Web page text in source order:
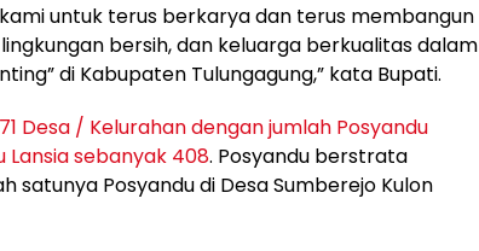
untuk terus berkarya dan terus membangun
bersih, dan keluarga berkualitas dalam
di Kabupaten Tulungagung,” kata Bupati.
Desa / Kelurahan dengan jumlah Posyandu
Lansia sebanyak 408. Posyandu berstrata
satunya Posyandu di Desa Sumberejo Kulon